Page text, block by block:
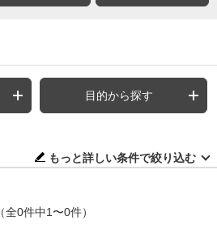
目的から探す
もっと詳しい条件で絞り込む
（全0件中1〜0件）